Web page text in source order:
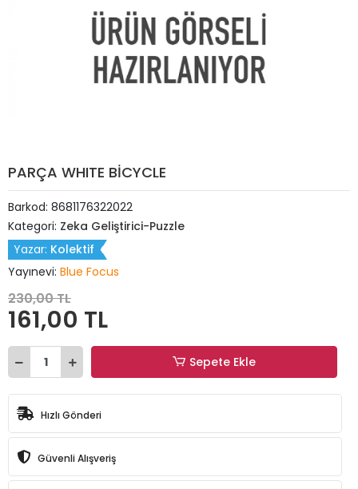
PARÇA WHITE BİCYCLE
Barkod: 8681176322022
Kategori: Zeka Geliştirici-Puzzle
Yazar: Kolektif
Yayınevi: Blue Focus
230,00 TL
161,00 TL
Sepete Ekle
Hızlı Gönderi
Güvenli Alışveriş